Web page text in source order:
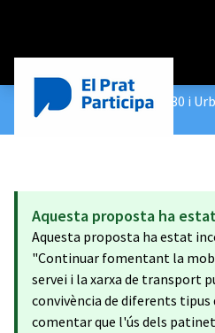
Construeix les Agendes 2030 i
Propostes
Aquesta proposta ha
Aquesta proposta ha estat
"Continuar fomentant la
servei i la xarxa de transport
convivència de diferents
comentar que l'ús dels